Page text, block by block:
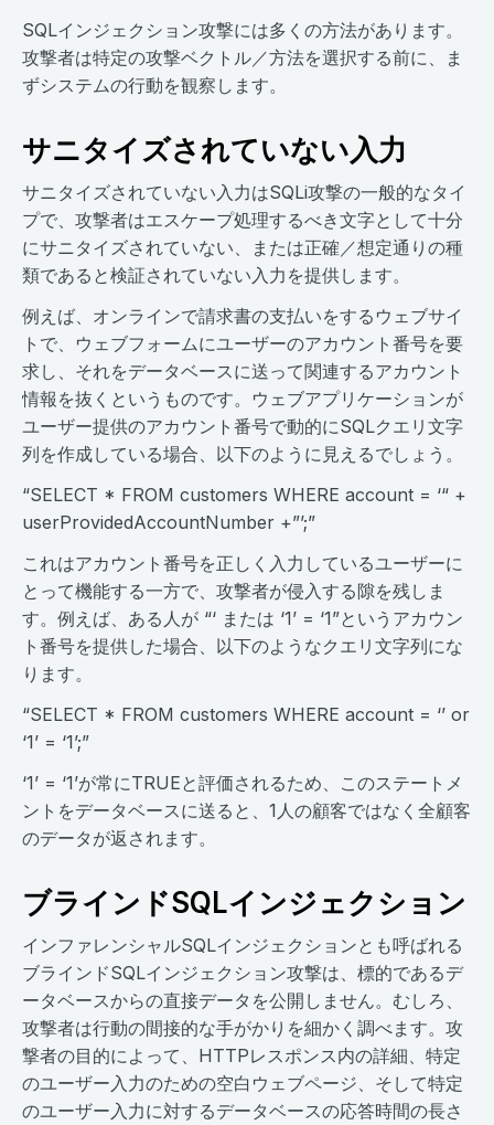
SQLインジェクション攻撃には多くの方法があります。
攻撃者は特定の攻撃ベクトル／方法を選択する前に、ま
ずシステムの行動を観察します。
サニタイズされていない入力
サニタイズされていない入力はSQLi攻撃の一般的なタイ
プで、攻撃者はエスケープ処理するべき文字として十分
にサニタイズされていない、または正確／想定通りの種
類であると検証されていない入力を提供します。
例えば、オンラインで請求書の支払いをするウェブサイ
トで、ウェブフォームにユーザーのアカウント番号を要
求し、それをデータベースに送って関連するアカウント
情報を抜くというものです。ウェブアプリケーションが
ユーザー提供のアカウント番号で動的にSQLクエリ文字
列を作成している場合、以下のように見えるでしょう。
“SELECT * FROM customers WHERE account = ‘“ +
userProvidedAccountNumber +”’;”
これはアカウント番号を正しく入力しているユーザーに
とって機能する一方で、攻撃者が侵入する隙を残しま
す。例えば、ある人が “‘ または ‘1’ = ‘1”というアカウン
ト番号を提供した場合、以下のようなクエリ文字列にな
ります。
“SELECT * FROM customers WHERE account = ‘’ or
‘1’ = ‘1’;”
‘1’ = ‘1’が常にTRUEと評価されるため、このステートメ
ントをデータベースに送ると、1人の顧客ではなく全顧客
のデータが返されます。
ブラインドSQLインジェクション
インファレンシャルSQLインジェクションとも呼ばれる
ブラインドSQLインジェクション攻撃は、標的であるデ
ータベースからの直接データを公開しません。むしろ、
攻撃者は行動の間接的な手がかりを細かく調べます。攻
撃者の目的によって、HTTPレスポンス内の詳細、特定
のユーザー入力のための空白ウェブページ、そして特定
のユーザー入力に対するデータベースの応答時間の長さ